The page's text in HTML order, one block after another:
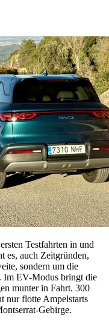
Testfahrten in und
es, auch Zeitgründen,
sondern um die
Im EV-Modus bringt die
munter in Fahrt. 300
nur flotte Ampelstarts
Gebirge.